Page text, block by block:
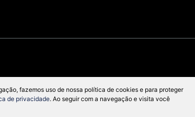
fazemos uso de nossa política de cookies e para proteger
de privacidade. Ao seguir com a navegação e visita você